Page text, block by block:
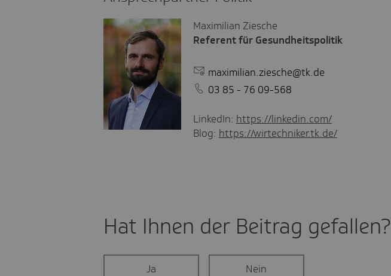
Maximilian Ziesche
Referent für Gesundheitspolitik
maximilian.ziesche@tk.de
03 85 - 76 09-568
LinkedIn: https://linkedin.com/
Blog: https://wirtechniker.tk.de/
Hat Ihnen der Beitrag gefal­len?
Ja Nein